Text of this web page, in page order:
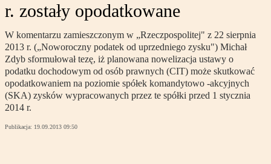
r. zostały opodatkowane
W komentarzu zamieszczonym w „Rzeczpospolitej" z 22 sierpnia
2013 r. („Noworoczny podatek od uprzedniego zysku") Michał
Zdyb sformułował tezę, iż planowana nowelizacja ustawy o
podatku dochodowym od osób prawnych (CIT) może skutkować
opodatkowaniem na poziomie spółek komandytowo -akcyjnych
(SKA) zysków wypracowanych przez te spółki przed 1 stycznia
2014 r.
Publikacja: 19.09.2013 09:50